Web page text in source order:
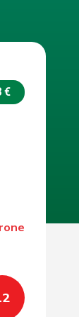
€